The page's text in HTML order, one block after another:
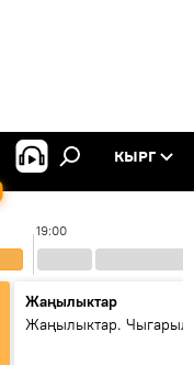
КЫРГ
19:00
Жаңылыктар
Жаңылыктар.